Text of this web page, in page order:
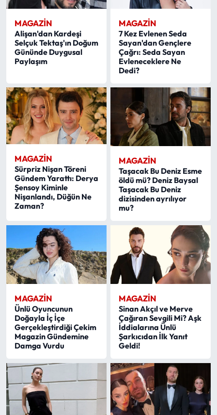
MAGAZİN
Alişan'dan Kardeşi
Selçuk Tektaş'ın Doğum
Gününde Duygusal
Paylaşım
MAGAZİN
7 Kez Evlenen Seda
Sayan'dan Gençlere
Çağrı: Seda Sayan
Evleneceklere Ne
Dedi?
MAGAZİN
Sürpriz Nişan Töreni
Gündem Yarattı: Derya
Şensoy Kiminle
Nişanlandı, Düğün Ne
Zaman?
MAGAZİN
Taşacak Bu Deniz Esme
öldü mü? Deniz Baysal
Taşacak Bu Deniz
dizisinden ayrılıyor
mu?
MAGAZİN
Ünlü Oyuncunun
Doğayla İç İçe
Gerçekleştirdiği Çekim
Magazin Gündemine
Damga Vurdu
MAGAZİN
Sinan Akçıl ve Merve
Çağıran Sevgili Mi? Aşk
İddialarına Ünlü
Şarkıcıdan İlk Yanıt
Geldi!